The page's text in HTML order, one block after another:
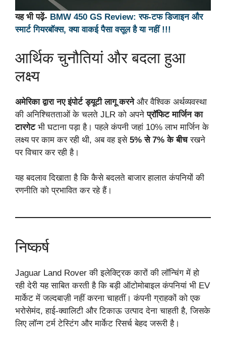
यह भी पढ़ें- BMW 450 GS Review: रफ-टफ डिजाइन और
स्मार्ट गियरबॉक्स, क्या वाकई पैसा वसूल है या नहीं !!!
आर्थिक चुनौतियां और बदला हुआ
लक्ष्य
अमेरिका द्वारा नए इंपोर्ट ड्यूटी लागू करनेऔर वैश्विक अर्थव्यवस्था
की अनिश्चितताओं के चलते JLR को अपनेप्रॉफिट मार्जिन का
टारगेटभी घटाना पड़ा है। पहले कंपनी जहां 10% लाभ मार्जिन के
लक्ष्य पर काम कर रही थी, अब वह इसे 5% से 7% के बीचरखने
पर विचार कर रही है।
यह बदलाव दिखाता है कि कैसे बदलते बाजार हालात कंपनियों की
रणनीति को प्रभावित कर रहे हैं।
निष्कर्ष
Jaguar Land Rover की इलेक्ट्रिक कारों की लॉन्चिंग में हो
रही देरी यह साबित करती है कि बड़ी ऑटोमोबाइल कंपनियां भी EV
मार्केट में जल्दबाज़ी नहीं करना चाहतीं। कंपनी ग्राहकों को एक
भरोसेमंद, हाई-क्वालिटी और टिकाऊ उत्पाद देना चाहती है, जिसके
लिए लॉन्ग टर्म टेस्टिंग और मार्केट रिसर्च बेहद जरूरी है।